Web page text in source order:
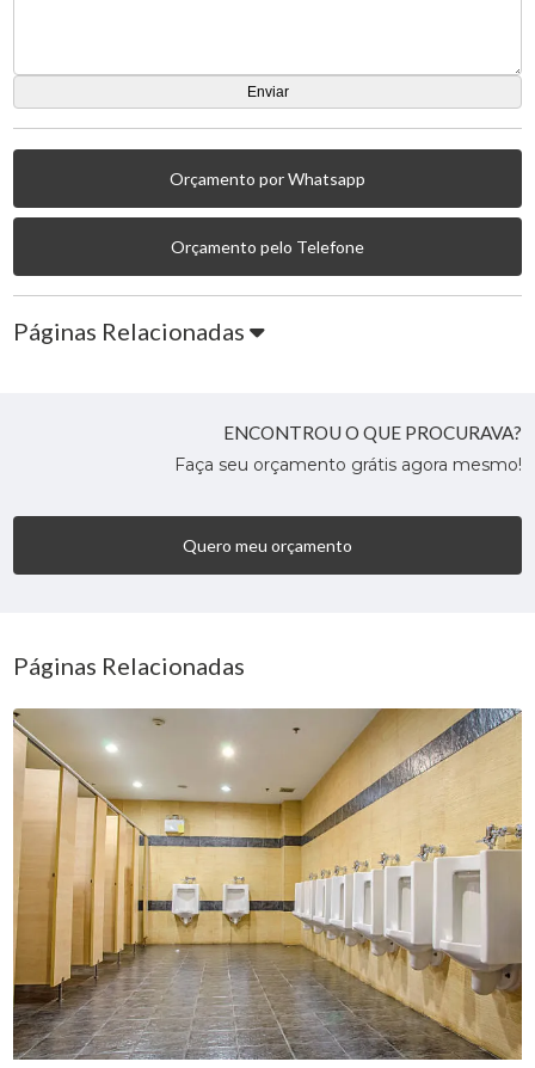
Orçamento por Whatsapp
Orçamento pelo Telefone
Páginas Relacionadas
ENCONTROU O QUE PROCURAVA?
Faça seu orçamento grátis agora mesmo!
Quero meu orçamento
Páginas Relacionadas